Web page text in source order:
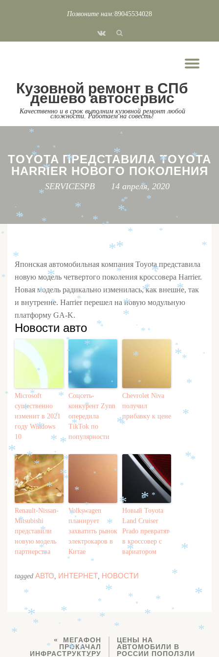
Позвоните нам:89045534028
fa-
Кузовной ремонт в СПб
дешево автосервис
Качественно и в срок выполним кузовной ремонт любой
сложности. Работаем на совесть!
TOYOTA ПРЕДСТАВИЛА TOYOTA
HARRIER НОВОГО ПОКОЛЕНИЯ
SERVICESPB 14 апреля, 2020
Японская автомобильная компания Toyota представила
новую модель четвертого поколения кроссовера Harrier.
Новая модель радикально изменилась, как внешне, так
и внутренне. Harrier перешел на новую модульную
платформу GA-K.
Новости авто
Microsoft
существенно
изменит в 2021
году Windows
10
Соцсеть-
конкурент Zynn
опередила
TikTok по
популярности
Chevrolet Niva
получил
прибавку к цене
Renault-Nissan-
Mitsubishi
представили
новую модель
партнерства
Volkswagen
планирует
захватить рынок
электрокаров в
Китае
Новый Toyota
Land Cruiser
Prado превратят
в кроссовер с
вариатором
tagged АВТО, ИНТЕРНЕТ, НОВОСТИ
МЕГАФОН
ПРОКАЧАЛ
ИНФРАСТРУКТУРУ
ЦЕНЫ НА
АВТОМОБИЛИ В
РОССИИ ПОПОЛЗЛИ
*
*
*
*
*
*
*
*
*
*
*
*
*
*
*
*
*
*
*
*
*
*
*
*
*
*
*
*
*
*
*
*
*
*
*
*
*
*
*
*
*
*
*
*
*
*
*
*
*
*
*
*
*
*
*
*
*
*
*
*
*
*
*
*
*
*
*
*
*
*
*
*
*
*
*
*
*
*
*
*
*
*
*
*
*
*
*
*
*
*
*
*
*
*
*
*
*
*
*
*
*
*
*
*
*
*
*
*
*
*
*
*
*
*
*
*
*
*
*
* *
*
*
*
*
*
*
*
*
*